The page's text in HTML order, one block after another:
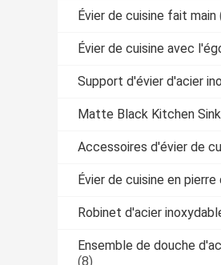
Évier de cuisine fait main
Évier de cuisine avec
Support d'évier d'acier
Matte Black Kitchen Sink
Accessoires d'évier de
Évier de cuisine en
Robinet d'acier
Ensemble de douche
(8)